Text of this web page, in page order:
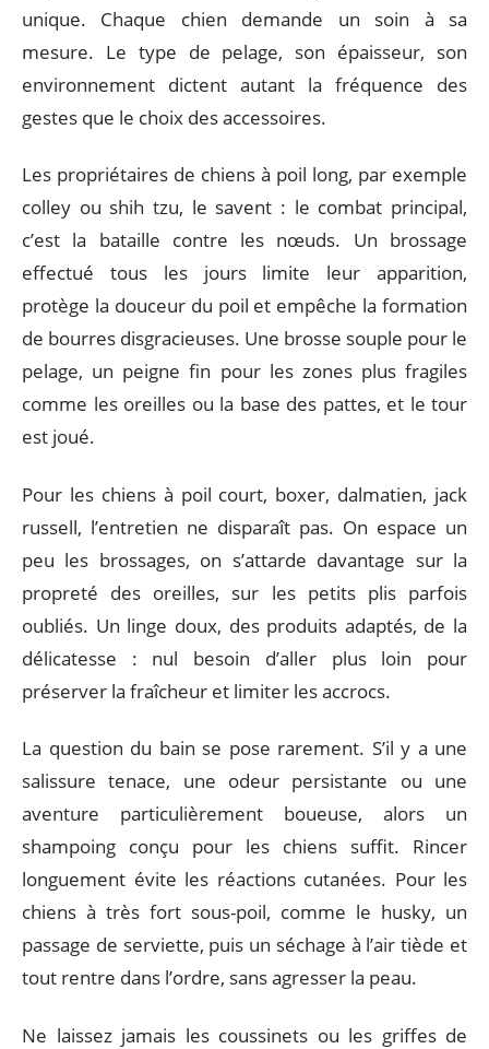
unique. Chaque chien demande un soin à sa
mesure. Le type de pelage, son épaisseur, son
environnement dictent autant la fréquence des
gestes que le choix des accessoires.
Les propriétaires de chiens à poil long, par exemple
colley ou shih tzu, le savent : le combat principal,
c’est la bataille contre les nœuds. Un brossage
effectué tous les jours limite leur apparition,
protège la douceur du poil et empêche la formation
de bourres disgracieuses. Une brosse souple pour le
pelage, un peigne fin pour les zones plus fragiles
comme les oreilles ou la base des pattes, et le tour
est joué.
Pour les chiens à poil court, boxer, dalmatien, jack
russell, l’entretien ne disparaît pas. On espace un
peu les brossages, on s’attarde davantage sur la
propreté des oreilles, sur les petits plis parfois
oubliés. Un linge doux, des produits adaptés, de la
délicatesse : nul besoin d’aller plus loin pour
préserver la fraîcheur et limiter les accrocs.
La question du bain se pose rarement. S’il y a une
salissure tenace, une odeur persistante ou une
aventure particulièrement boueuse, alors un
shampoing conçu pour les chiens suffit. Rincer
longuement évite les réactions cutanées. Pour les
chiens à très fort sous-poil, comme le husky, un
passage de serviette, puis un séchage à l’air tiède et
tout rentre dans l’ordre, sans agresser la peau.
Ne laissez jamais les coussinets ou les griffes de